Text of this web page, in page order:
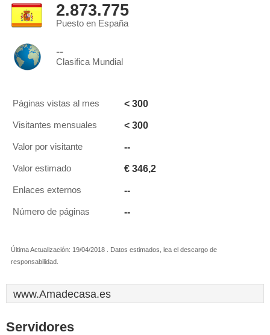
2.873.775
Puesto en España
--
Clasifica Mundial
Páginas vistas al mes < 300
Visitantes mensuales < 300
Valor por visitante --
Valor estimado € 346,2
Enlaces externos --
Número de páginas --
Última Actualización: 19/04/2018 . Datos estimados, lea el descargo de
responsabilidad.
www.Amadecasa.es
Servidores